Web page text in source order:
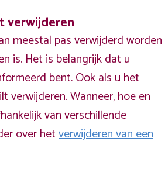
verwijderen
meestal pas verwijderd worden
is. Het is belangrijk dat u
bent. Ook als u het
verwijderen. Wanneer, hoe en
van verschillende
over hetverwijderen van een